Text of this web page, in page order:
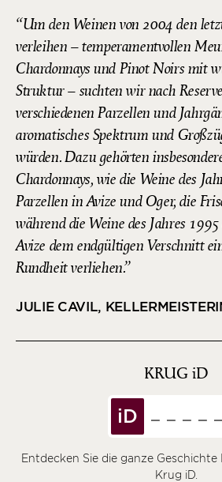
Um den Weinen von 2004 den
verleihen – temperamentvollen
Chardonnays und Pinot Noirs mit
Struktur – suchten wir nach
verschiedenen Parzellen und
aromatisches Spektrum und
würden. Dazu gehörten
Chardonnays, wie die Weine des
Parzellen in Avize und Oger, die
während die Weine des Jahres
Avize dem endgültigen Verschnitt
Rundheit verliehen.
JULIE CAVIL,
KRUG iD
iD
Entdecken Sie die ganze
Krug iD.